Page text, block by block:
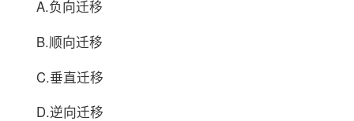
A.负向迁移
B.顺向迁移
C.垂直迁移
D.逆向迁移